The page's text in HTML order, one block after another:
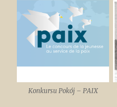
Konkursu Pokój – PAIX